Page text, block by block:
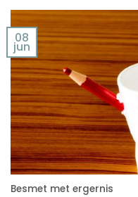
Besmet met ergernis
08
jun